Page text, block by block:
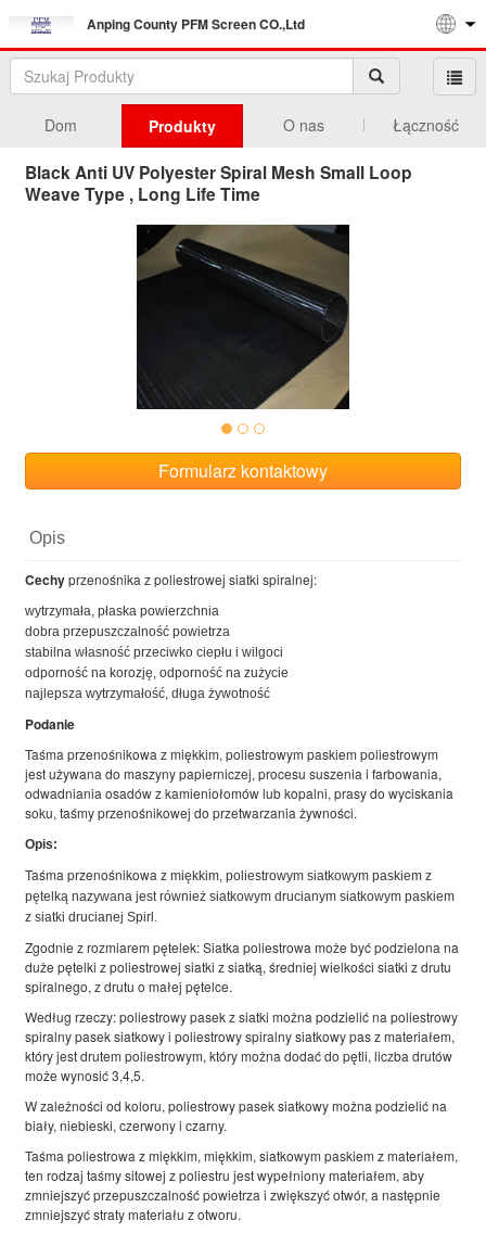
Anping County PFM Screen CO.,Ltd
Dom Produkty O nas Łączność
Black Anti UV Polyester Spiral Mesh Small Loop
Weave Type , Long Life Time
Formularz kontaktowy
Opis
Cechyprzenośnika z poliestrowej siatki spiralnej:
wytrzymała, płaska powierzchnia
dobra przepuszczalność powietrza
stabilna własność przeciwko ciepłu i wilgoci
odporność na korozję, odporność na zużycie
najlepsza wytrzymałość, długa żywotność
Podanie
Taśma przenośnikowa z miękkim, poliestrowym paskiem poliestrowym
jest używana do maszyny papierniczej, procesu suszenia i farbowania,
odwadniania osadów z kamieniołomów lub kopalni, prasy do wyciskania
soku, taśmy przenośnikowej do przetwarzania żywności.
Opis:
Taśma przenośnikowa z miękkim, poliestrowym siatkowym paskiem z
pętelką nazywana jest również siatkowym drucianym siatkowym paskiem
z siatki drucianej Spirl.
Zgodnie z rozmiarem pętelek: Siatka poliestrowa może być podzielona na
duże pętelki z poliestrowej siatki z siatką, średniej wielkości siatki z drutu
spiralnego, z drutu o małej pętelce.
Według rzeczy: poliestrowy pasek z siatki można podzielić na poliestrowy
spiralny pasek siatkowy i poliestrowy spiralny siatkowy pas z materiałem,
który jest drutem poliestrowym, który można dodać do pętli, liczba drutów
może wynosić 3,4,5.
W zależności od koloru, poliestrowy pasek siatkowy można podzielić na
biały, niebieski, czerwony i czarny.
Taśma poliestrowa z miękkim, miękkim, siatkowym paskiem z materiałem,
ten rodzaj taśmy sitowej z poliestru jest wypełniony materiałem, aby
zmniejszyć przepuszczalność powietrza i zwiększyć otwór, a następnie
zmniejszyć straty materiału z otworu.